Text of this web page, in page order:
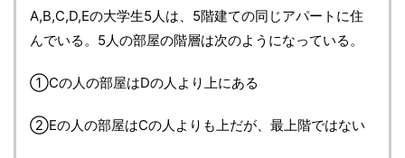
A,B,C,D,Eの大学生5人は、5階建ての同じアパートに住
んでいる。5人の部屋の階層は次のようになっている。
①Cの人の部屋はDの人より上にある
②Eの人の部屋はCの人よりも上だが、最上階ではない